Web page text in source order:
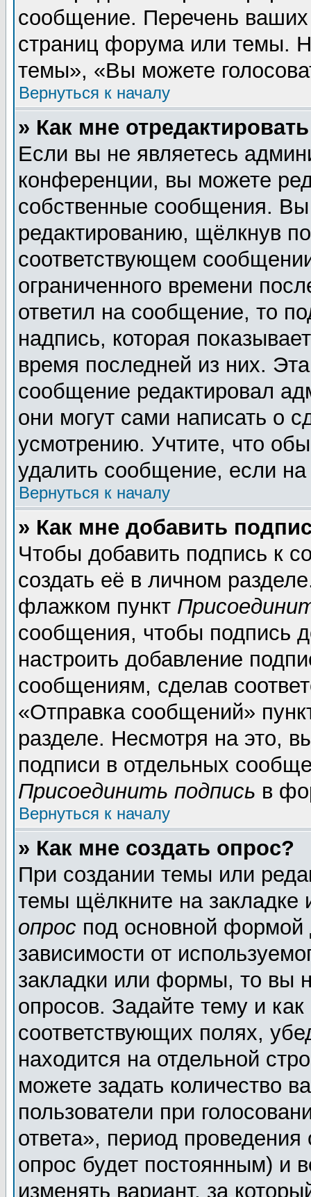
сообщение. Перечень ваших
страниц форума или темы.
темы», «Вы можете
Вернуться к началу
» Как мне
Если вы не являетесь
конференции, вы можете
собственные сообщения.
редактированию, щёлкнув
соответствующем
ограниченного времени
ответил на сообщение, то
надпись, которая
время последней из них.
сообщение редактировал
они могут сами написать о
усмотрению. Учтите, что
удалить сообщение, если на
Вернуться к началу
» Как мне добавить
Чтобы добавить подпись к
создать её в личном
флажком пункт
сообщения, чтобы подпись
настроить добавление
сообщениям, сделав
«Отправка сообщений»
разделе. Несмотря на это,
подписи в отдельных
Присоединить подпись в
Вернуться к началу
» Как мне создать опрос?
При создании темы или
темы щёлкните на
опрос под основной
зависимости от
закладки или формы, то вы
опросов. Задайте тему и
соответствующих полях,
находится на отдельной
можете задать количество
пользователи при
ответа», период проведения
опрос будет постоянным) и
изменять вариант, за